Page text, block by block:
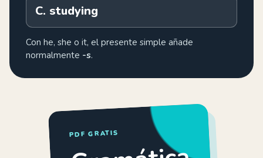
C. studying
Con he, she o it, el presente simple añade
normalmente -s.
PDF GRATIS